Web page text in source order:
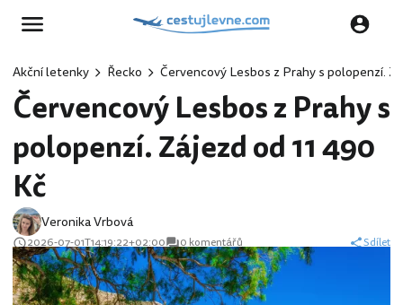
Akční letenky Řecko Červencový Lesbos z Prahy s polopenzí.
Červencový Lesbos z Prahy s
polopenzí. Zájezd od 11 490
Kč
Veronika Vrbová
2026-07-01T14:19:22+02:00 0 komentářů Sdílet